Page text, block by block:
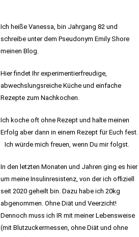
Ich heiße Vanessa, bin Jahrgang 82 und
schreibe unter dem Pseudonym Emily Shore
meinen Blog.
Hier findet Ihr experimentierfreudige,
abwechslungsreiche Küche und einfache
Rezepte zum Nachkochen.
Ich koche oft ohne Rezept und halte meinen
Erfolg aber dann in einem Rezept für Euch fest.
Ich würde mich freuen, wenn Du mir folgst.
In den letzten Monaten und Jahren ging es hier
um meine Insulinresistenz, von der ich offiziell
seit 2020 geheilt bin. Dazu habe ich 20kg
abgenommen. Ohne Diät und Veerzicht!
Dennoch muss ich IR mit meiner Lebensweise
(mit Blutzuckermessen, ohne Diät und ohne